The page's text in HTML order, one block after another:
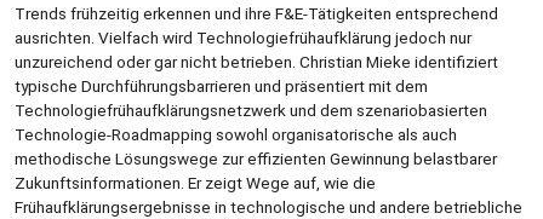
Trends frühzeitig erkennen und ihre F&E-Tätigkeiten entsprechend
ausrichten. Vielfach wird Technologiefrühaufklärung jedoch nur
unzureichend oder gar nicht betrieben. Christian Mieke identifiziert
typische Durchführungsbarrieren und präsentiert mit dem
Technologiefrühaufklärungsnetzwerk und dem szenariobasierten
Technologie-Roadmapping sowohl organisatorische als auch
methodische Lösungswege zur effizienten Gewinnung belastbarer
Zukunftsinformationen. Er zeigt Wege auf, wie die
Frühaufklärungsergebnisse in technologische und andere betriebliche